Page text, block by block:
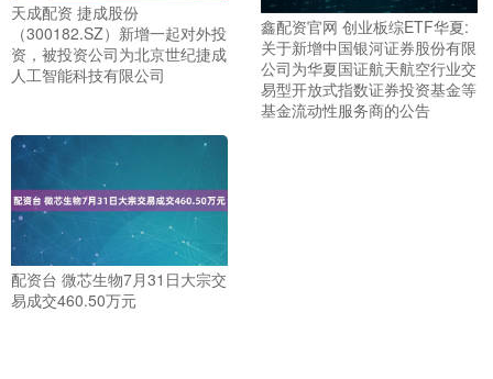
天成配资 捷成股份
（300182.SZ）新增一起对外投
资，被投资公司为北京世纪捷成
人工智能科技有限公司
鑫配资官网 创业板综ETF华夏:
关于新增中国银河证券股份有限
公司为华夏国证航天航空行业交
易型开放式指数证券投资基金等
基金流动性服务商的公告
配资台 微芯生物7月31日大宗交
易成交460.50万元